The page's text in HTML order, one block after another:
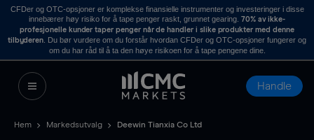
CFDer og OTC-opsjoner er komplekse finansielle instrumenter og investeringer i disse
innebærer høy risiko for å tape penger raskt, grunnet gearing. 70% av ikke-
profesjonelle kunder taper penger når de handler i slike produkter med denne
tilbyderen . Du bør vurdere om du forstår hvordan CFDer og OTC-opsjoner fungerer og
om du har råd til å ta den høye risikoen for å tape pengene dine.
Handle
Hem Markedsutvalg Deewin Tianxia Co Ltd